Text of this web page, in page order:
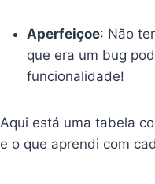
Aperfeiçoe: Não
que era um bug
funcionalidade!
Aqui está uma tabela
e o que aprendi com